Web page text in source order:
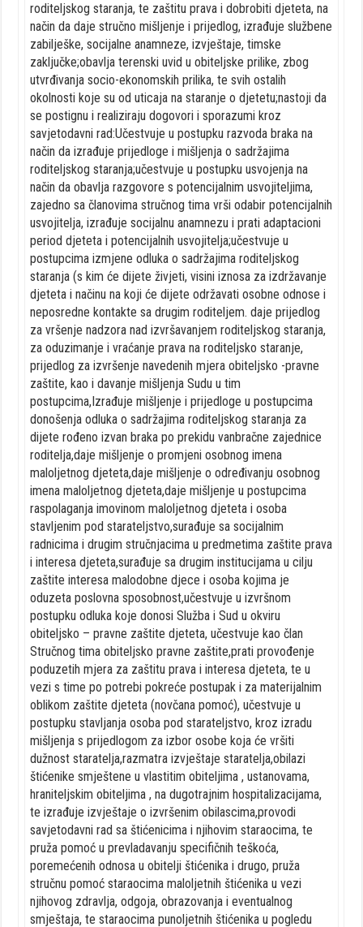
roditeljskog staranja, te zaštitu prava i dobrobiti djeteta, na
način da daje stručno mišljenje i prijedlog, izrađuje službene
zabilješke, socijalne anamneze, izvještaje, timske
zaključke;obavlja terenski uvid u obiteljske prilike, zbog
utvrđivanja socio-ekonomskih prilika, te svih ostalih
okolnosti koje su od uticaja na staranje o djetetu;nastoji da
se postignu i realiziraju dogovori i sporazumi kroz
savjetodavni rad:Učestvuje u postupku razvoda braka na
način da izrađuje prijedloge i mišljenja o sadržajima
roditeljskog staranja;učestvuje u postupku usvojenja na
način da obavlja razgovore s potencijalnim usvojiteljima,
zajedno sa članovima stručnog tima vrši odabir potencijalnih
usvojitelja, izrađuje socijalnu anamnezu i prati adaptacioni
period djeteta i potencijalnih usvojitelja;učestvuje u
postupcima izmjene odluka o sadržajima roditeljskog
staranja (s kim će dijete živjeti, visini iznosa za izdržavanje
djeteta i načinu na koji će dijete održavati osobne odnose i
neposredne kontakte sa drugim roditeljem. daje prijedlog
za vršenje nadzora nad izvršavanjem roditeljskog staranja,
za oduzimanje i vraćanje prava na roditeljsko staranje,
prijedlog za izvršenje navedenih mjera obiteljsko -pravne
zaštite, kao i davanje mišljenja Sudu u tim
postupcima,Izrađuje mišljenje i prijedloge u postupcima
donošenja odluka o sadržajima roditeljskog staranja za
dijete rođeno izvan braka po prekidu vanbračne zajednice
roditelja,daje mišljenje o promjeni osobnog imena
maloljetnog djeteta,daje mišljenje o određivanju osobnog
imena maloljetnog djeteta,daje mišljenje u postupcima
raspolaganja imovinom maloljetnog djeteta i osoba
stavljenim pod starateljstvo,surađuje sa socijalnim
radnicima i drugim stručnjacima u predmetima zaštite prava
i interesa djeteta,surađuje sa drugim institucijama u cilju
zaštite interesa malodobne djece i osoba kojima je
oduzeta poslovna sposobnost,učestvuje u izvršnom
postupku odluka koje donosi Služba i Sud u okviru
obiteljsko – pravne zaštite djeteta, učestvuje kao član
Stručnog tima obiteljsko pravne zaštite,prati provođenje
poduzetih mjera za zaštitu prava i interesa djeteta, te u
vezi s time po potrebi pokreće postupak i za materijalnim
oblikom zaštite djeteta (novčana pomoć), učestvuje u
postupku stavljanja osoba pod starateljstvo, kroz izradu
mišljenja s prijedlogom za izbor osobe koja će vršiti
dužnost staratelja,razmatra izvještaje staratelja,obilazi
štićenike smještene u vlastitim obiteljima , ustanovama,
hraniteljskim obiteljima , na dugotrajnim hospitalizacijama,
te izrađuje izvještaje o izvršenim obilascima,provodi
savjetodavni rad sa štićenicima i njihovim staraocima, te
pruža pomoć u prevladavanju specifičnih teškoća,
poremećenih odnosa u obitelji štićenika i drugo, pruža
stručnu pomoć staraocima maloljetnih štićenika u vezi
njihovog zdravlja, odgoja, obrazovanja i eventualnog
smještaja, te staraocima punoljetnih štićenika u pogledu